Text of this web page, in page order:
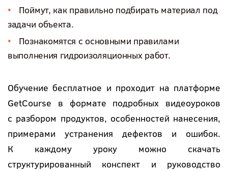
Поймут, как правильно подбирать материал под
задачи объекта.
Познакомятся с основными правилами
выполнения гидроизоляционных работ.
Обучение бесплатное и проходит на платформе
GetCourse в формате подробных видеоуроков
с разбором продуктов, особенностей нанесения,
примерами устранения дефектов и ошибок.
К каждому уроку можно скачать
структурированный конспект и руководство